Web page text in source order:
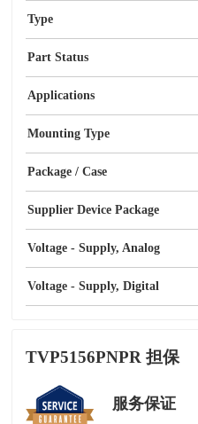
Type
Part Status
Applications
Mounting Type
Package / Case
Supplier Device Package
Voltage - Supply, Analog
Voltage - Supply, Digital
TVP5156PNPR 担保
服务保证